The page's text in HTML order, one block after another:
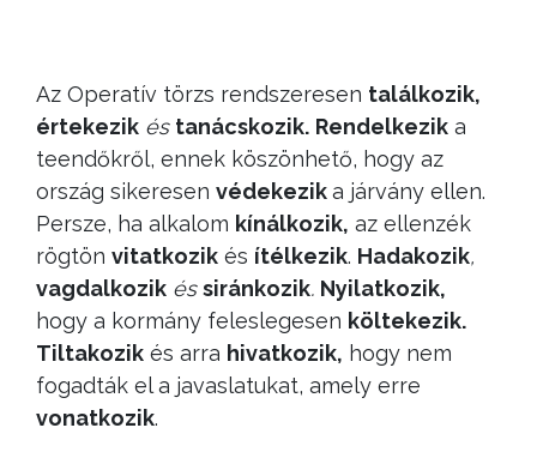
Az Operatív törzs rendszeresen találkozik,
értekezik és tanácskozik. Rendelkezik a
teendőkről, ennek köszönhető, hogy az
ország sikeresen védekezika járvány ellen.
Persze, ha alkalom kínálkozik, az ellenzék
rögtön vitatkozik és ítélkezik. Hadakozik,
vagdalkozik éssiránkozik. Nyilatkozik,
hogy a kormány feleslegesen költekezik.
Tiltakozik és arra hivatkozik, hogy nem
fogadták el a javaslatukat, amely erre
vonatkozik.